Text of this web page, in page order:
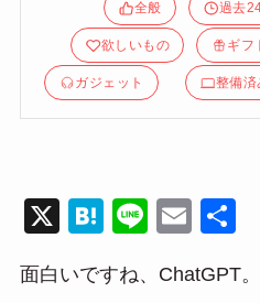
全般 過去
欲しいもの ギフ
ガジェット 整備
X
H
e
Li
e
E
ail
面白いですね、ChatGPT。